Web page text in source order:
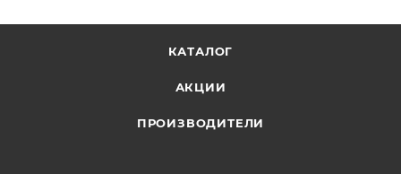
КАТАЛОГ
АКЦИИ
ПРОИЗВОДИТЕЛИ